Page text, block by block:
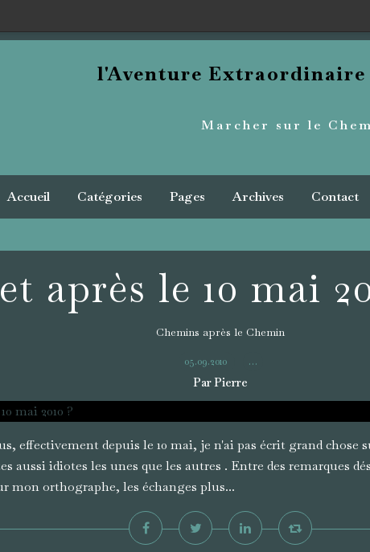
l'Aventure
Marcher sur le
Accueil Catégories Pages Archives Contact
et après le 10 mai
Chemins après le Chemin
05.09.2010 …
Par Pierre
effectivement depuis le 10 mai, je n'ai pas écrit grand chose
aussi idiotes les unes que les autres . Entre des remarques
mon orthographe, les échanges plus...